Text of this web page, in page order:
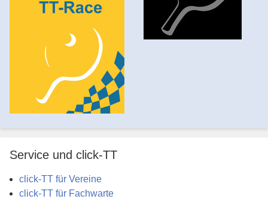
Service und click-TT
click-TT für Vereine
click-TT für Fachwarte